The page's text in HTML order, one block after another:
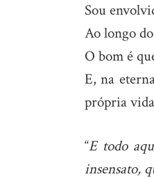
Sou
Ao longo
O bom é
E, na
própria
“E todo
insensato,